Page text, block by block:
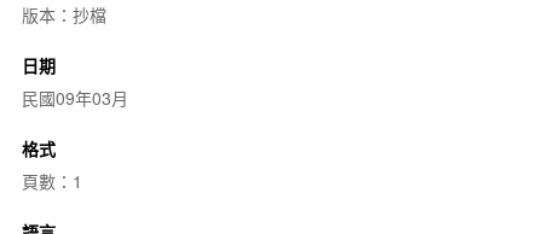
版本：抄檔
日期
民國09年03月
格式
頁數：1